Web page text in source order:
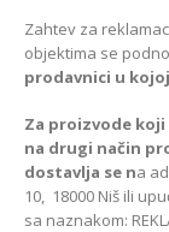
Zahtev za
objektima se
prodavnici u
Za proizvode
na drugi način
dostavlja se na
10, 18000 Niš ili
sa naznakom: